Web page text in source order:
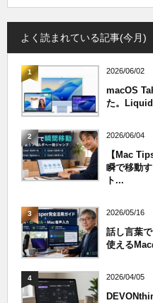
よく読まれている記事(今月)
1 2026/06/02
macOS
た。
2 2026/06/04
【Mac
瞬で移動
ト...
3 2026/05/16
話し言葉
使える
4 2026/04/05